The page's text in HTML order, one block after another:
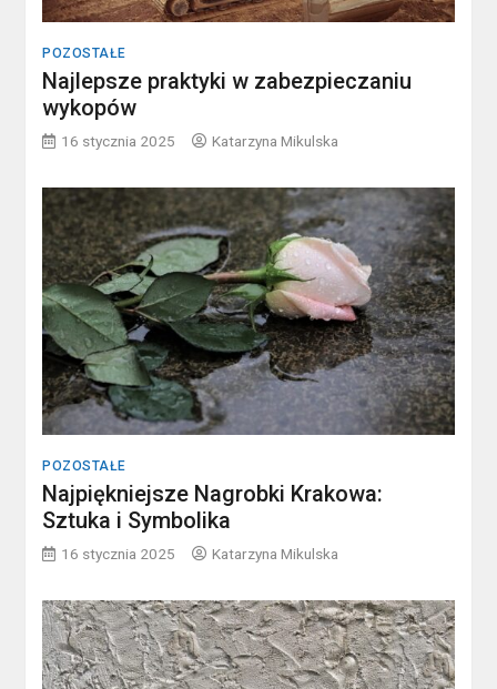
POZOSTAŁE
Najlepsze praktyki w zabezpieczaniu
wykopów
16 stycznia 2025 Katarzyna Mikulska
POZOSTAŁE
Najpiękniejsze Nagrobki Krakowa:
Sztuka i Symbolika
16 stycznia 2025 Katarzyna Mikulska